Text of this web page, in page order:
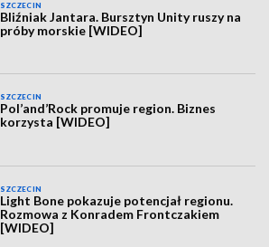
SZCZECIN
Bliźniak Jantara. Bursztyn Unity ruszy na
próby morskie [WIDEO]
SZCZECIN
Pol’and’Rock promuje region. Biznes
korzysta [WIDEO]
SZCZECIN
Light Bone pokazuje potencjał regionu.
Rozmowa z Konradem Frontczakiem
[WIDEO]